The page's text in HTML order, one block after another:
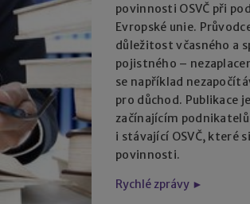
povinnosti OSVČ při
Evropské unie.
důležitost včasného a
pojistného –
se například
pro důchod. Publikace
začínajícím
i stávající OSVČ, které
povinnosti.
Rychlé zprávy ►